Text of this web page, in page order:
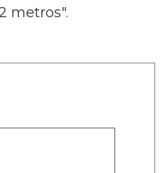
metros".